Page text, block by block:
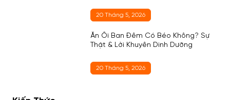
20 Tháng 5, 2026
Ăn Ổi Ban Đêm Có Béo Không? Sự
Thật & Lời Khuyên Dinh Dưỡng
20 Tháng 5, 2026